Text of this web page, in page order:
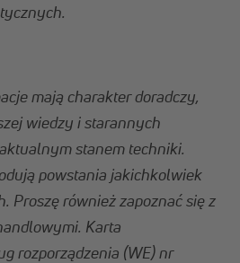
mają charakter doradczy,
wiedzy i starannych
stanem techniki.
powstania jakichkolwiek
Proszę również zapoznać się z
Karta
rozporządzenia (WE) nr